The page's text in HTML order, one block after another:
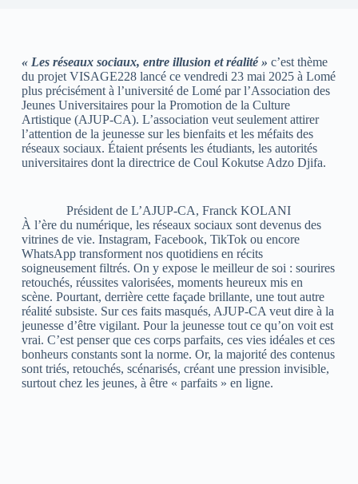
« Les réseaux sociaux, entre illusion et réalité » c’est thème
du projet VISAGE228 lancé ce vendredi 23 mai 2025 à Lomé
plus précisément à l’université de Lomé par l’Association des
Jeunes Universitaires pour la Promotion de la Culture
Artistique (AJUP-CA). L’association veut seulement attirer
l’attention de la jeunesse sur les bienfaits et les méfaits des
réseaux sociaux. Étaient présents les étudiants, les autorités
universitaires dont la directrice de Coul Kokutse Adzo Djifa.
Président de L’AJUP-CA, Franck KOLANI
À l’ère du numérique, les réseaux sociaux sont devenus des
vitrines de vie. Instagram, Facebook, TikTok ou encore
WhatsApp transforment nos quotidiens en récits
soigneusement filtrés. On y expose le meilleur de soi : sourires
retouchés, réussites valorisées, moments heureux mis en
scène. Pourtant, derrière cette façade brillante, une tout autre
réalité subsiste. Sur ces faits masqués, AJUP-CA veut dire à la
jeunesse d’être vigilant. Pour la jeunesse tout ce qu’on voit est
vrai. C’est penser que ces corps parfaits, ces vies idéales et ces
bonheurs constants sont la norme. Or, la majorité des contenus
sont triés, retouchés, scénarisés, créant une pression invisible,
surtout chez les jeunes, à être « parfaits » en ligne.